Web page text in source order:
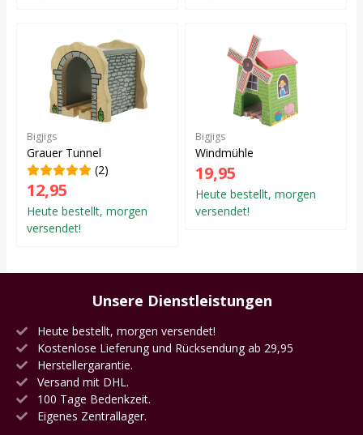
Bigjigs
Grauer Tunnel
(2)
12,95
Heute bestellt, morgen
versendet!
Bigjigs
Windmühle
19,95
Heute bestellt, morgen
versendet!
Unsere Dienstleistungen
Heute bestellt, morgen versendet!
Kostenlose Lieferung und Rücksendung ab 29,95
Herstellergarantie.
Versand mit DHL.
100 Tage Bedenkzeit.
Eigenes Zentrallager.